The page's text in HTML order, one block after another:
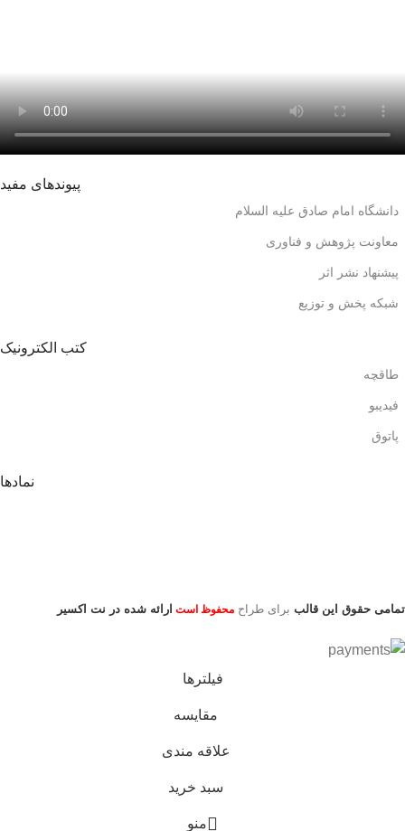
پیوندهای مفید
دانشگاه امام صادق علیه السلام
معاونت پژوهش و فناوری
پیشنهاد نشر اثر
شبکه پخش و توزیع
کتب الکترونیک
طاقچه
فیدیبو
پاتوق
نمادها
تمامی حقوق این قالب برای طراح محفوظ است ارائه شده در نت اکسیر
فیلترها
مقایسه
علاقه مندی
سبد خرید
منو